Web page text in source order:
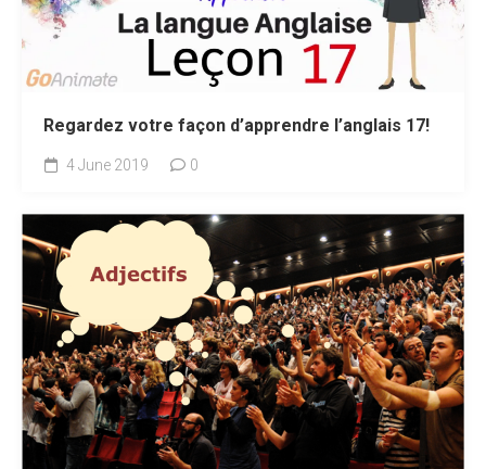
Regardez votre façon d’apprendre l’anglais 17!
4 June 2019 0